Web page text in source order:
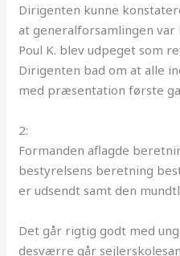
Dirigenten kunne
atgeneralforsamlingen var
Poul K. blev udpeget som
Dirigenten bad om at alle
med præsentation første
2:
Formanden aflagde
bestyrelsens beretning
er udsendt samt den
Det går rigtig godt med
desværre går